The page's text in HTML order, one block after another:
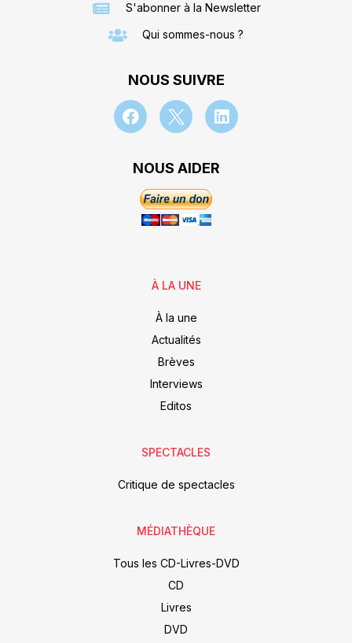
S'abonner à la Newsletter
Qui sommes-nous ?
NOUS SUIVRE
NOUS AIDER
À LA UNE
À la une
Actualités
Brèves
Interviews
Editos
SPECTACLES
Critique de spectacles
MÉDIATHÈQUE
Tous les CD-Livres-DVD
CD
Livres
DVD